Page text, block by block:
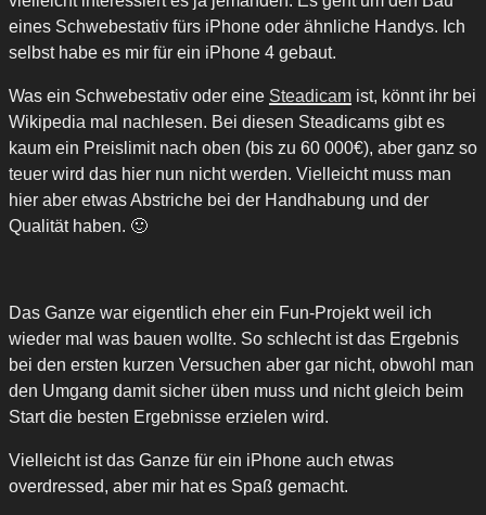
eines Schwebestativ fürs iPhone oder ähnliche Handys. Ich
selbst habe es mir für ein iPhone 4 gebaut.
Was ein Schwebestativ oder eine Steadicam ist, könnt ihr bei
Wikipedia mal nachlesen. Bei diesen Steadicams gibt es
kaum ein Preislimit nach oben (bis zu 60 000€), aber ganz so
teuer wird das hier nun nicht werden. Vielleicht muss man
hier aber etwas Abstriche bei der Handhabung und der
Qualität haben. 🙂
Das Ganze war eigentlich eher ein Fun-Projekt weil ich
wieder mal was bauen wollte. So schlecht ist das Ergebnis
bei den ersten kurzen Versuchen aber gar nicht, obwohl man
den Umgang damit sicher üben muss und nicht gleich beim
Start die besten Ergebnisse erzielen wird.
Vielleicht ist das Ganze für ein iPhone auch etwas
overdressed, aber mir hat es Spaß gemacht.